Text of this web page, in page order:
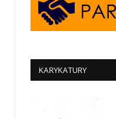
KARYKATURY